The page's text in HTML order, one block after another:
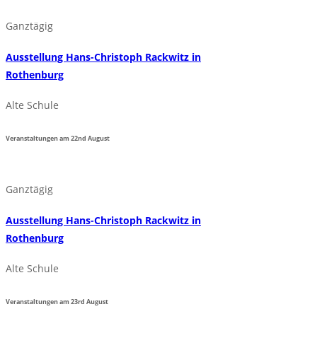
Ganztägig
Ausstellung Hans-Christoph Rackwitz in
Rothenburg
Alte Schule
Veranstaltungen am22nd August
Ganztägig
Ausstellung Hans-Christoph Rackwitz in
Rothenburg
Alte Schule
Veranstaltungen am23rd August